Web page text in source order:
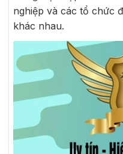
nghiệp và các tổ chức
khác nhau.